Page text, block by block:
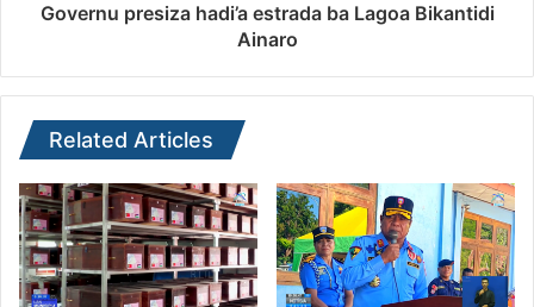
Governu presiza hadi’a estrada ba Lagoa Bikantidi
Ainaro
Related Articles